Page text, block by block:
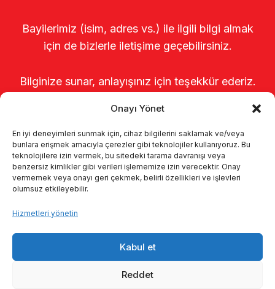
Onayı Yönet
En iyi deneyimleri sunmak için, cihaz bilgilerini saklamak ve/veya
bunlara erişmek amacıyla çerezler gibi teknolojiler kullanıyoruz. Bu
teknolojilere izin vermek, bu sitedeki tarama davranışı veya
benzersiz kimlikler gibi verileri işlememize izin verecektir. Onay
vermemek veya onayı geri çekmek, belirli özellikleri ve işlevleri
olumsuz etkileyebilir.
Hizmetleri yönetin
Kabul et
Reddet
Bayilerimiz (isim, adres vs.) ile ilgili bilgi almak
için de bizlerle iletişime geçebilirsiniz.
Bilginize sunar, anlayışınız için teşekkür ederiz.
Kalite politikamız